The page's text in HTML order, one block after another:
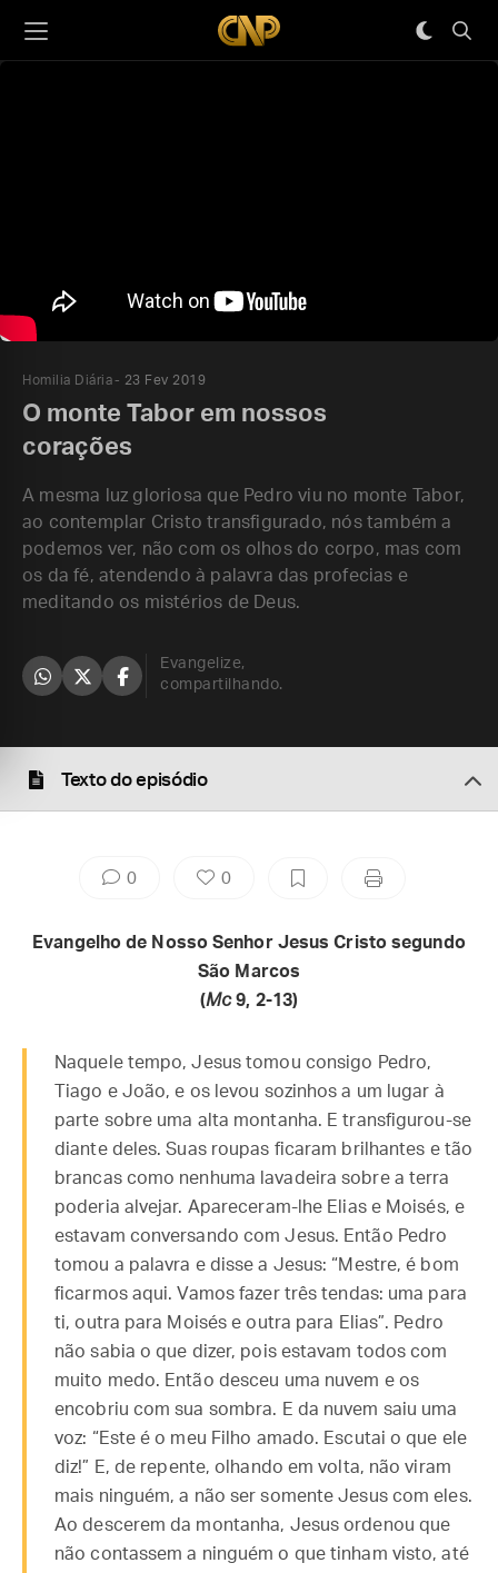
Homilia Diária 23 Fev 2019
O monte Tabor em nossos
corações
A mesma luz gloriosa que Pedro viu no monte Tabor,
ao contemplar Cristo transfigurado, nós também a
podemos ver, não com os olhos do corpo, mas com
os da fé, atendendo à palavra das profecias e
meditando os mistérios de Deus.
Evangelize,
compartilhando.
Texto do episódio
0 0
Evangelho de Nosso Senhor Jesus Cristo segundo
São Marcos
(Mc9, 2-13)
Naquele tempo, Jesus tomou consigo Pedro,
Tiago e João, e os levou sozinhos a um lugar à
parte sobre uma alta montanha. E transfigurou-se
diante deles. Suas roupas ficaram brilhantes e tão
brancas como nenhuma lavadeira sobre a terra
poderia alvejar. Apareceram-lhe Elias e Moisés, e
estavam conversando com Jesus. Então Pedro
tomou a palavra e disse a Jesus: “Mestre, é bom
ficarmos aqui. Vamos fazer três tendas: uma para
ti, outra para Moisés e outra para Elias”. Pedro
não sabia o que dizer, pois estavam todos com
muito medo. Então desceu uma nuvem e os
encobriu com sua sombra. E da nuvem saiu uma
voz: “Este é o meu Filho amado. Escutai o que ele
diz!” E, de repente, olhando em volta, não viram
mais ninguém, a não ser somente Jesus com eles.
Ao descerem da montanha, Jesus ordenou que
não contassem a ninguém o que tinham visto, até